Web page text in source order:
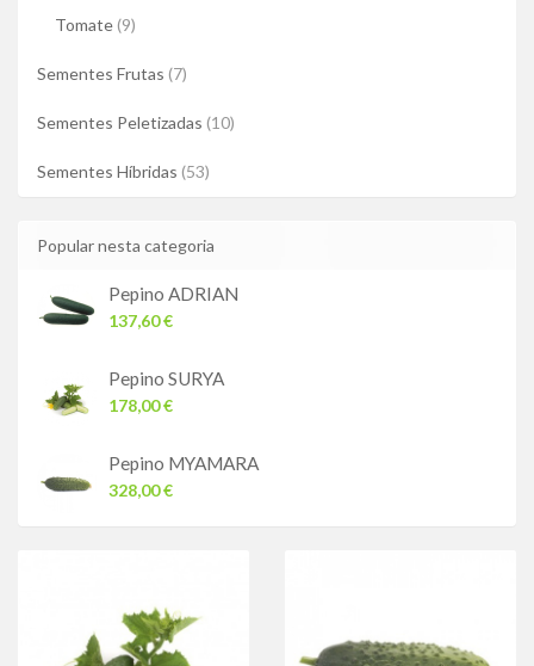
Tomate (9)
Sementes Frutas (7)
Sementes Peletizadas (10)
Sementes Híbridas (53)
Popular nesta categoria
Pepino ADRIAN
137,60 €
Pepino SURYA
178,00 €
Pepino MYAMARA
328,00 €